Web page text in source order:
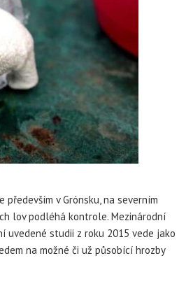
v Grónsku, na severním
lov podléhá kontrole. Mezinárodní
uvedené studii z roku 2015 vede jako
na možné či už působící hrozby